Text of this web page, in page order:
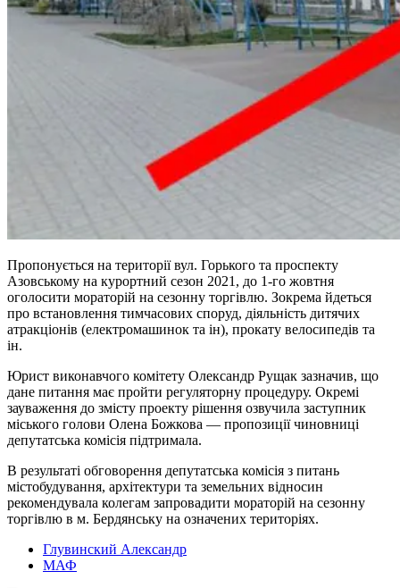
Пропонується на території вул. Горького та проспекту
Азовському на курортний сезон 2021, до 1-го жовтня
оголосити мораторій на сезонну торгівлю. Зокрема йдеться
про встановлення тимчасових споруд, діяльність дитячих
атракціонів (електромашинок та ін), прокату велосипедів та
ін.
Юрист виконавчого комітету Олександр Рущак зазначив, що
дане питання має пройти регуляторну процедуру. Окремі
зауваження до змісту проекту рішення озвучила заступник
міського голови Олена Божкова — пропозиції чиновниці
депутатська комісія підтримала.
В результаті обговорення депутатська комісія з питань
містобудування, архітектури та земельних відносин
рекомендувала колегам запровадити мораторій на сезонну
торгівлю в м. Бердянську на означених територіях.
Глувинский Александр
МАФ